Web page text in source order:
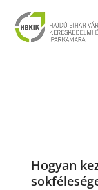
Hogyan